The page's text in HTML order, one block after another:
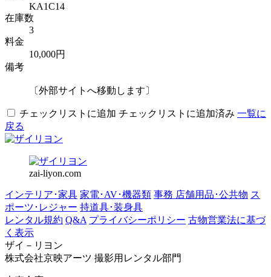
KA1C14
在庫数
3
料金
10,000円
備考
〔外部サイトへ移動します〕
チェックリストに追加 チェックリストに追加済み 一覧に
戻る
zai-liyon.com
インテリア･家具 家電･AV･機器類 事務 店舗用品･公共物 ス
ポーツ･レジャー 持道具･装身具
レンタル規約 Q&A プライバシーポリシー 古物営業法に基づ
く表示
ザイ－リヨン
株式会社京映アーツ 撮影用レンタル部門